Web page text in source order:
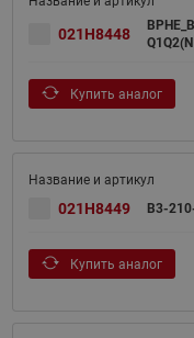
021H8448
Купить аналог
021H8449 B3-
Купить аналог